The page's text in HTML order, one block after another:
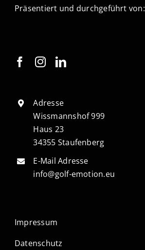
Präsentiert und durchgeführt von:
Adresse
Wissmannshof 999
Haus 23
34355 Staufenberg
E-Mail Adresse
info@golf-emotion.eu
Impressum
Datenschutz